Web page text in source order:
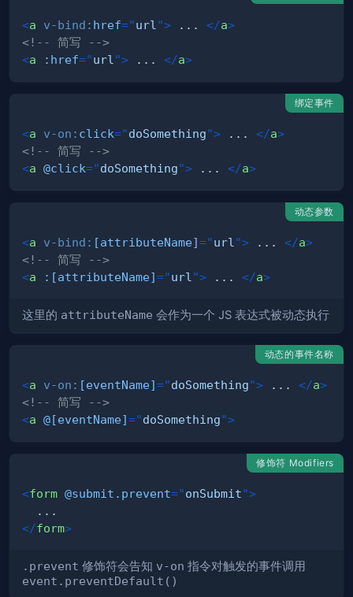
<a v-bind: href="url "> ... </a>
<!-- 简写 -->
<a :href="url "> ... </a>
绑定事件
<a v-on: click="doSomething"> ... </a>
<!-- 简写 -->
<a @click="doSomething"> ... </a>
动态参数
<a v-bind: [attributeName]="url "> ... </a>
<!-- 简写 -->
<a :[attributeName]="url "> ... </a>
这里的 attributeName 会作为一个 JS 表达式被动态执行
动态的事件名称
<a v-on: [eventName]="doSomething"> ... </a>
<!-- 简写 -->
<a @[eventName]="doSomething">
修饰符 Modifiers
<form @submit.prevent="onSubmit">
</form>
.prevent 修饰符会告知 v-on 指令对触发的事件调用
event.preventDefault()